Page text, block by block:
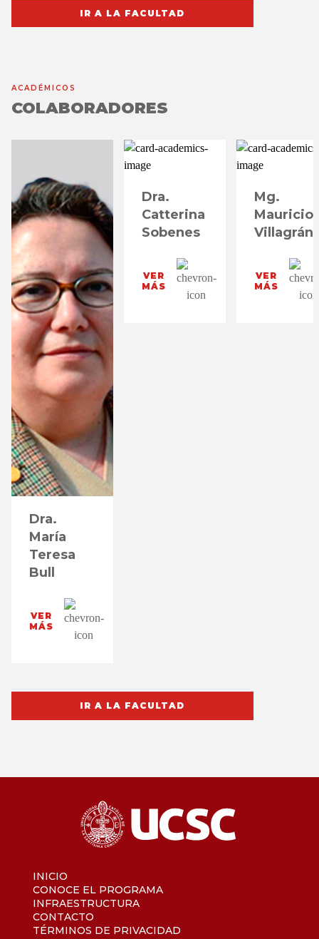
IR A LA FACULTAD
ACADÉMICOS
COLABORADORES
Dra.
María
Teresa
Bull
VER
MÁS
Dra.
Catterina
Sobenes
VER
MÁS
Mg.
Mauricio
Villagrán
VER
MÁS
IR A LA FACULTAD
INICIO
CONOCE EL PROGRAMA
INFRAESTRUCTURA
CONTACTO
TÉRMINOS DE PRIVACIDAD